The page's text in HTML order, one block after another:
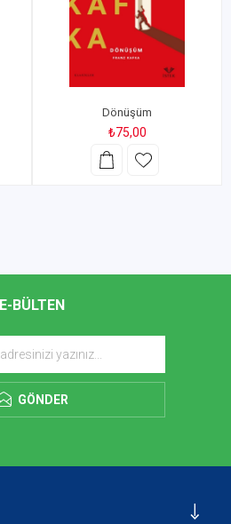
Dönüşüm
₺75,00
E-BÜLTEN
GÖNDER